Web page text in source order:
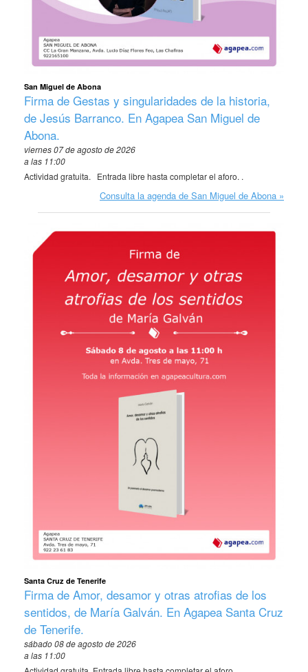
San Miguel de Abona
Firma de Gestas y singularidades de la historia,
de Jesús Barranco. En Agapea San Miguel de
Abona.
viernes 07 de agosto de 2026
a las 11:00
Actividad gratuita. Entrada libre hasta completar el aforo. .
Consulta la agenda de San Miguel de Abona
Santa Cruz de Tenerife
Firma de Amor, desamor y otras atrofias de los
sentidos, de María Galván. En Agapea Santa Cruz
de Tenerife.
sábado 08 de agosto de 2026
a las 11:00